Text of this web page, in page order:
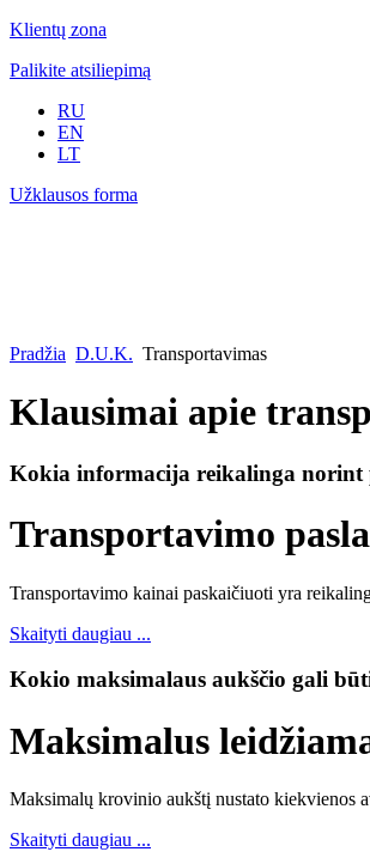
Klientų zona
Palikite atsiliepimą
RU
EN
LT
Užklausos forma
Pradžia D.U.K. Transportavimas
Klausimai apie
Kokia informacija reikalinga norint
Transportavimo
Transportavimo kainai paskaičiuoti yra
Skaityti daugiau ...
Kokio maksimalaus aukščio gali
Maksimalus
Maksimalų krovinio aukštį nustato kiekvienos
Skaityti daugiau ...